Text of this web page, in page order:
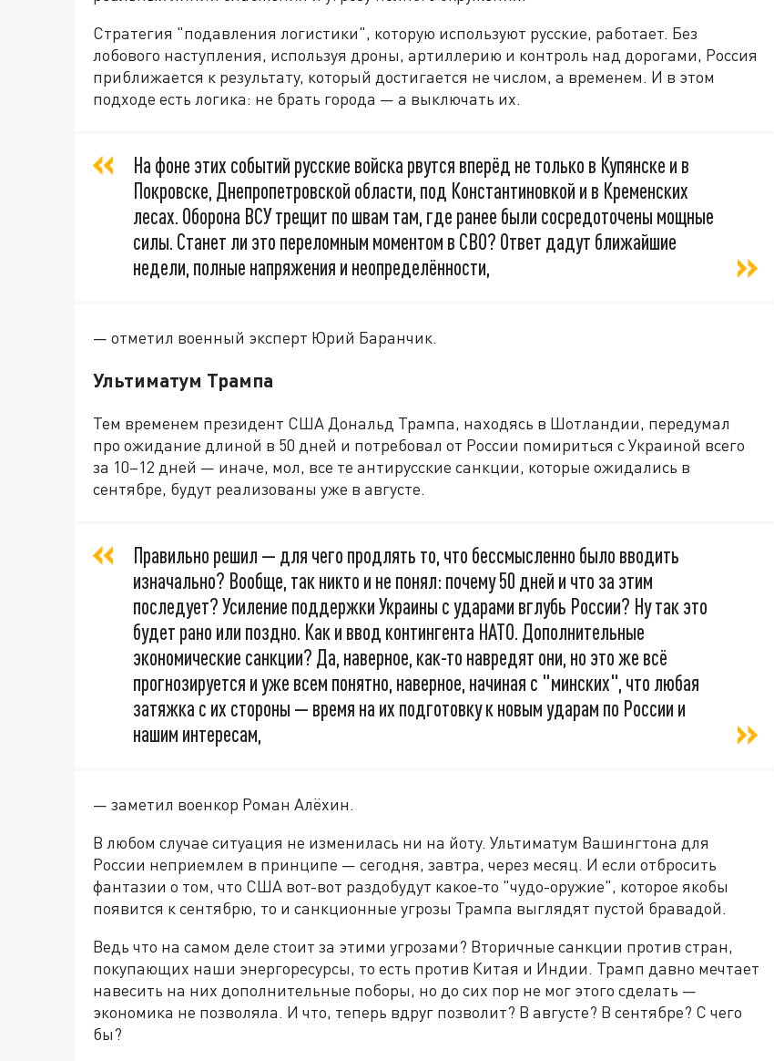
Стратегия "подавления логистики", которую используют русские, работает. Без
лобового наступления, используя дроны, артиллерию и контроль над дорогами, Россия
приближается к результату, который достигается не числом, а временем. И в этом
подходе есть логика: не брать города — а выключать их.
На фоне этих событий русские войска рвутся вперёд не только в Купянске и в
Покровске, Днепропетровской области, под Константиновкой и в Кременских
лесах. Оборона ВСУ трещит по швам там, где ранее были сосредоточены мощные
силы. Станет ли это переломным моментом в СВО? Ответ дадут ближайшие
недели, полные напряжения и неопределённости,
— отметил военный эксперт Юрий Баранчик.
Ультиматум Трампа
Тем временем президент США Дональд Трампа, находясь в Шотландии, передумал
про ожидание длиной в 50 дней и потребовал от России помириться с Украиной всего
за 10–12 дней — иначе, мол, все те антирусские санкции, которые ожидались в
сентябре, будут реализованы уже в августе.
Правильно решил — для чего продлять то, что бессмысленно было вводить
изначально? Вообще, так никто и не понял: почему 50 дней и что за этим
последует? Усиление поддержки Украины с ударами вглубь России? Ну так это
будет рано или поздно. Как и ввод контингента НАТО. Дополнительные
экономические санкции? Да, наверное, как-то навредят они, но это же всё
прогнозируется и уже всем понятно, наверное, начиная с "минских", что любая
затяжка с их стороны — время на их подготовку к новым ударам по России и
нашим интересам,
— заметил военкор Роман Алёхин.
В любом случае ситуация не изменилась ни на йоту. Ультиматум Вашингтона для
России неприемлем в принципе — сегодня, завтра, через месяц. И если отбросить
фантазии о том, что США вот-вот раздобудут какое-то "чудо-оружие", которое якобы
появится к сентябрю, то и санкционные угрозы Трампа выглядят пустой бравадой.
Ведь что на самом деле стоит за этими угрозами? Вторичные санкции против стран,
покупающих наши энергоресурсы, то есть против Китая и Индии. Трамп давно мечтает
навесить на них дополнительные поборы, но до сих пор не мог этого сделать —
экономика не позволяла. И что, теперь вдруг позволит? В августе? В сентябре? С чего
бы?